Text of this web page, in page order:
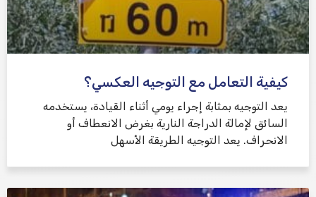
كيفية التعامل مع التوجيه العكسي؟
يعد التوجيه بمثابة إجراء يومي أثناء القيادة، يستخدمه
السائق لإمالة الدراجة النارية بغرض الانعطاف أو
الانحراف. يعد التوجيه الطريقة الأسهل